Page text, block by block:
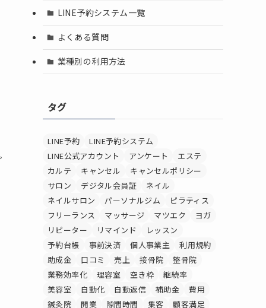
LINE予約システム一覧
よくある質問
業種別の利用方法
タグ
LINE予約
LINE予約システム
LINE公式アカウント
アンケート
エステ
カルテ
キャンセル
キャンセルポリシー
サロン
デジタル会員証
ネイル
ネイルサロン
パーソナルジム
ピラティス
フリーランス
マッサージ マツエク
ヨガ
リピーター
リマインド
レッスン
予約台帳
事前決済 個人事業主
利用規約
助成金
口コミ 売上 接骨院
整骨院
業務効率化
理容室 空き枠
継続率
美容室
自動化 自動返信 補助金
費用
鍼灸院
開業 隙間時間 集客
顧客満足